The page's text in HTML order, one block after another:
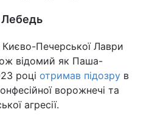
Лебедь
Києво-Печерської Лаври
відомий як Паша-
році отримав підозру в
ворожнечі та
агресії.